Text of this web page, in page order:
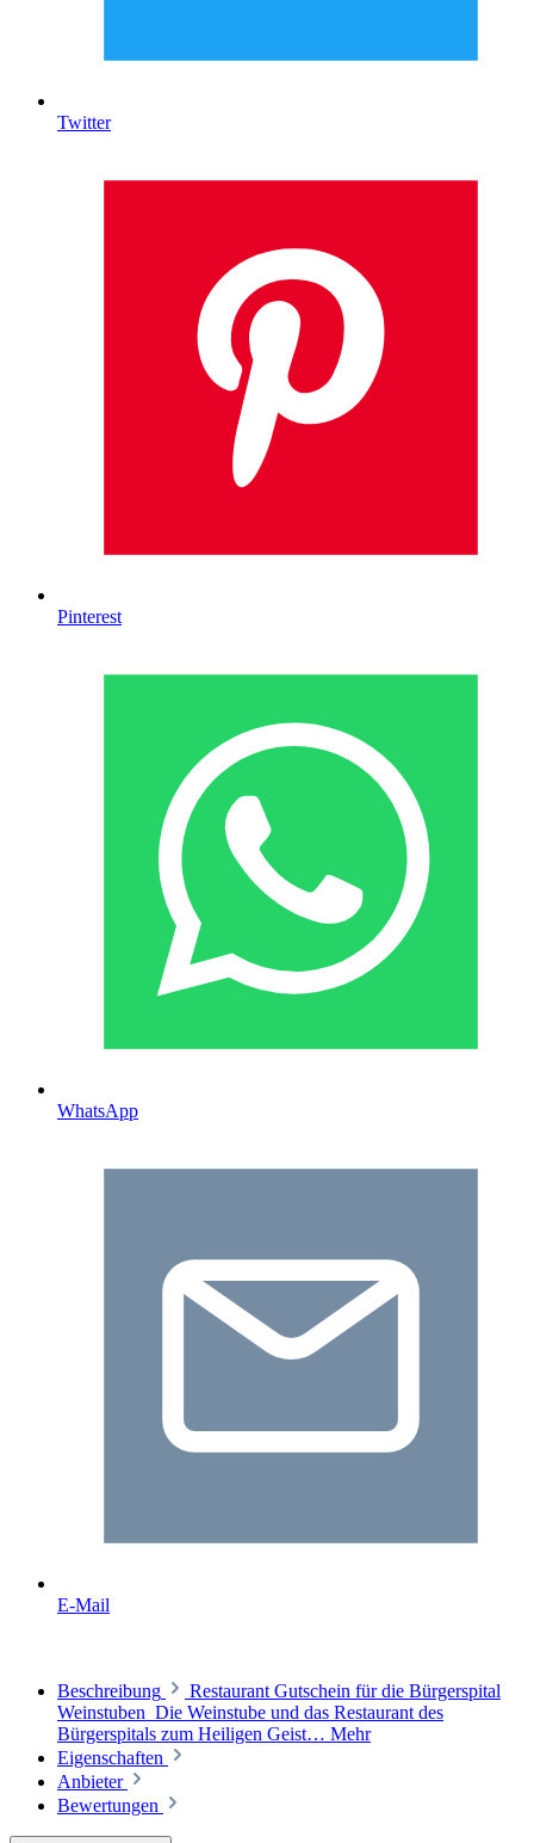
Twitter
Pinterest
WhatsApp
E-Mail
Beschreibung
Restaurant Gutschein für die Bürgerspital
Weinstuben Die Weinstube und das Restaurant des
Bürgerspitals zum Heiligen Geist… Mehr
Eigenschaften
Anbieter
Bewertungen